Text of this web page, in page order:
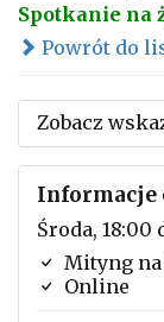
Spotkanie na
Powrót do
Zobacz
Informacje
Środa, 18:00
Mityng
Online